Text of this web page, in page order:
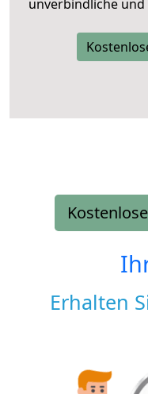
unverbindliche
Erhalten